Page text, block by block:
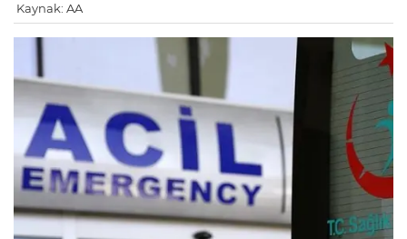
Kaynak: AA